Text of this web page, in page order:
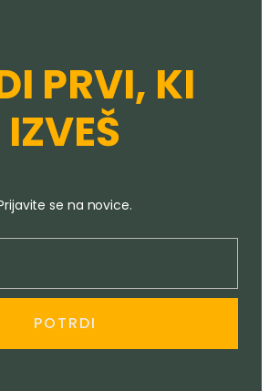
PRVI, KI
IZVEŠ
se na novice.
POTRDI